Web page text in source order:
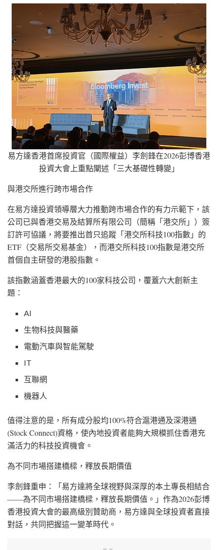
易方達香港首席投資官（國際權益）李劍鋒在2026彭博香港
投資大會上重點闡述「三大基礎性轉變」
與港交所進行跨市場合作
在易方達投資領導層大力推動跨市場合作的有力示範下，該
公司已與香港交易及結算所有限公司（簡稱「港交所」）簽
訂許可協議，將要推出首只追蹤「港交所科技100指數」的
ETF（交易所交易基金），而港交所科技100指數是港交所
首個自主研發的港股指數。
該指數涵蓋香港最大的100家科技公司，覆蓋六大創新主
題：
AI
生物科技與醫藥
電動汽車與智能駕駛
IT
互聯網
機器人
值得注意的是，所有成分股均100%符合滬港通及深港通
(Stock Connect)資格，使內地投資者能夠大規模抓住香港充
滿活力的科技投資機會。
為不同市場搭建橋樑，釋放長期價值
李劍鋒重申：「易方達將全球視野與深厚的本土專長相結合
——為不同市場搭建橋樑，釋放長期價值。」作為2026彭博
香港投資大會的最高級別贊助商，易方達與全球投資者直接
對話，共同把握這一變革時代。